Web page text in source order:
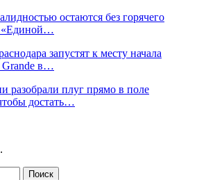
остаются без горячего
«Единой…
запустят к месту начала
Grande в…
разобрали плуг прямо в поле
достать…